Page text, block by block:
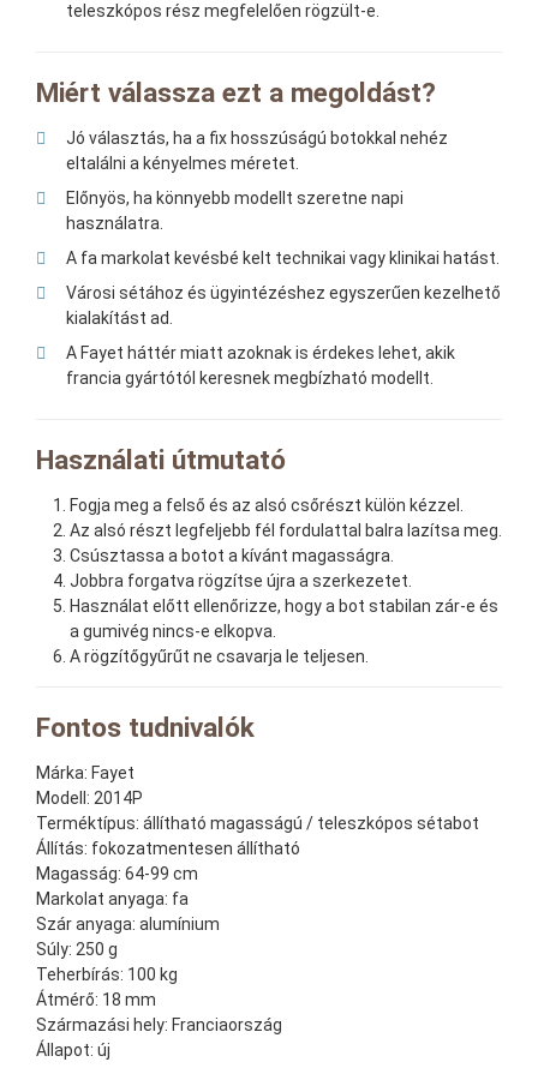
teleszkópos rész megfelelően rögzült-e.
Miért válassza ezt a megoldást?
Jó választás, ha a fix hosszúságú botokkal nehéz
eltalálni a kényelmes méretet.
Előnyös, ha könnyebb modellt szeretne napi
használatra.
A fa markolat kevésbé kelt technikai vagy klinikai hatást.
Városi sétához és ügyintézéshez egyszerűen kezelhető
kialakítást ad.
A Fayet háttér miatt azoknak is érdekes lehet, akik
francia gyártótól keresnek megbízható modellt.
Használati útmutató
Fogja meg a felső és az alsó csőrészt külön kézzel.
Az alsó részt legfeljebb fél fordulattal balra lazítsa meg.
Csúsztassa a botot a kívánt magasságra.
Jobbra forgatva rögzítse újra a szerkezetet.
Használat előtt ellenőrizze, hogy a bot stabilan zár-e és
a gumivég nincs-e elkopva.
A rögzítőgyűrűt ne csavarja le teljesen.
Fontos tudnivalók
Márka: Fayet
Modell: 2014P
Terméktípus: állítható magasságú / teleszkópos sétabot
Állítás: fokozatmentesen állítható
Magasság: 64-99 cm
Markolat anyaga: fa
Szár anyaga: alumínium
Súly: 250 g
Teherbírás: 100 kg
Átmérő: 18 mm
Származási hely: Franciaország
Állapot: új